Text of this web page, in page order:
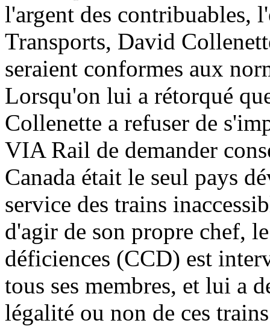
l'argent des contribuables,
Transports, David
seraient conformes aux
Lorsqu'on lui a rétorqué
Collenette a refuser de
VIA Rail de demander
Canada était le seul pays
service des trains
d'agir de son propre chef,
déficiences (CCD) est
tous ses membres, et lui a
légalité ou non de ces